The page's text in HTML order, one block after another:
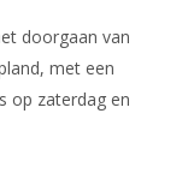
doorgaan van
met een
op zaterdag en